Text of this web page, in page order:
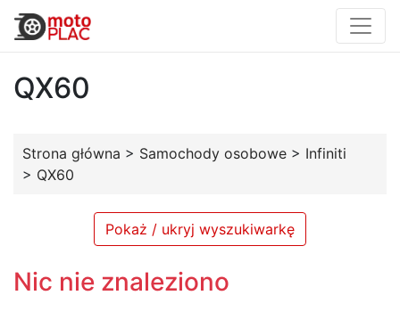
QX60
Strona główna > Samochody osobowe > Infiniti
> QX60
Pokaż / ukryj wyszukiwarkę
Nic nie znaleziono